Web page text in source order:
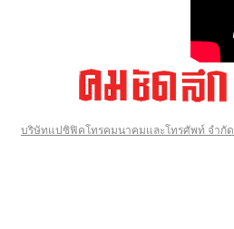
บริษัทแปซิฟิคโทรคมนาคมและโทรศัพท์ จำกัด